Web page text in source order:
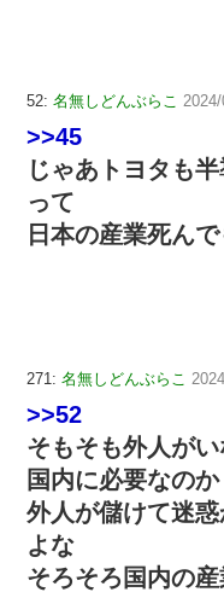
52: 名無しどんぶらこ
>>45
じゃあトヨタも
って
日本の産業死ん
271: 名無しどんぶらこ
>>52
そもそも外人が
国内に必要なのか
外人が儲けて迷
よな
そろそろ国内の